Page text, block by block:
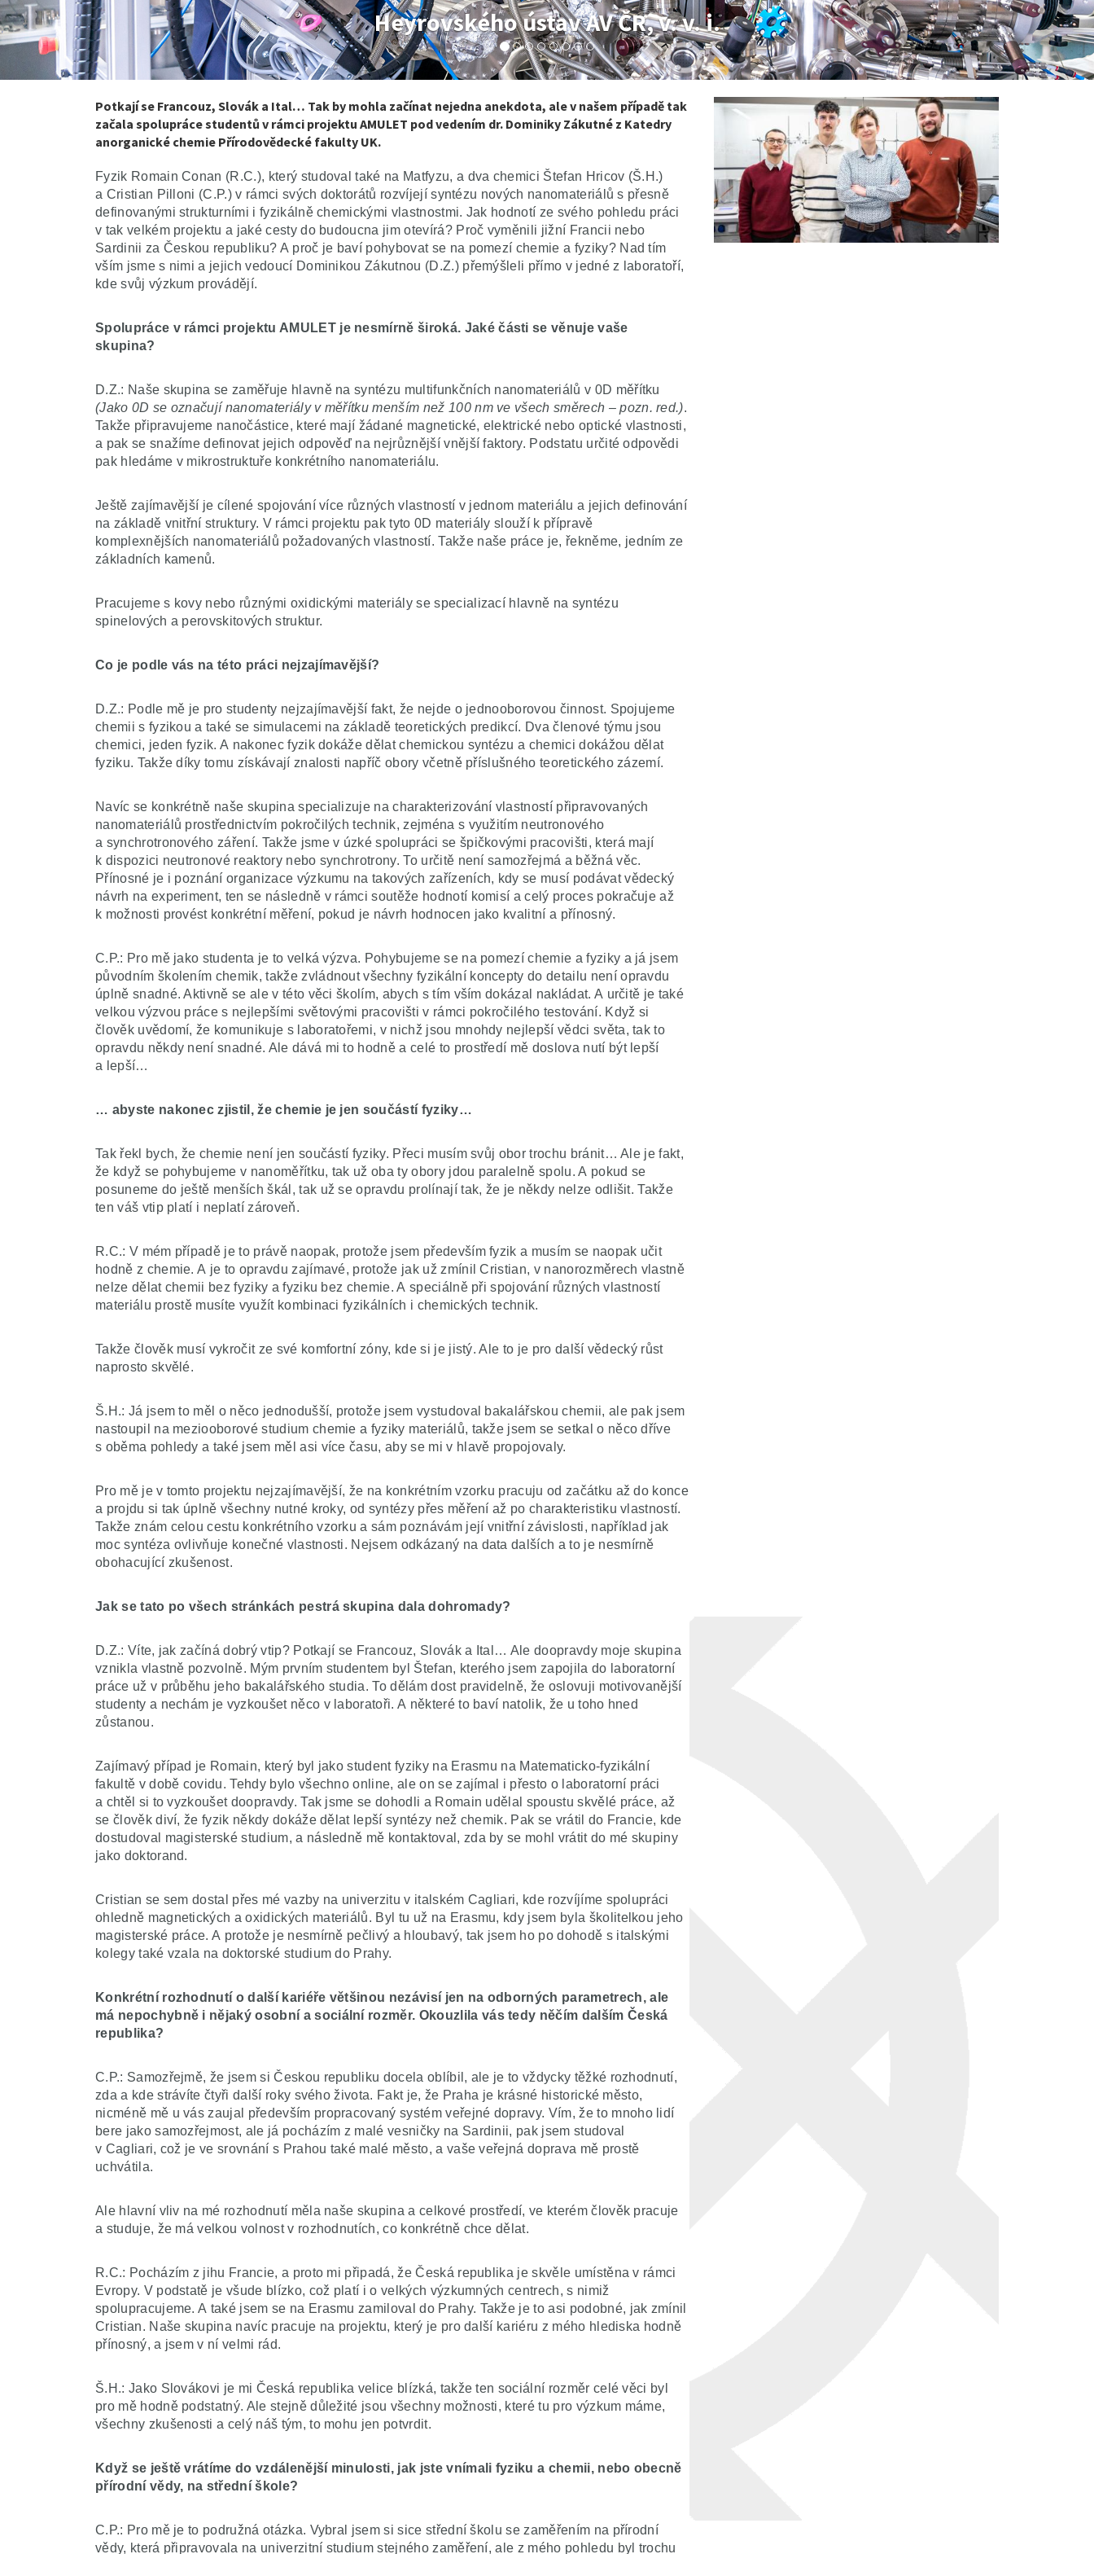
Vysoká škola chemicko-technologická v Praze
Potkají se Francouz, Slovák a Ital… Tak by mohla začínat nejedna anekdota, ale v našem případě tak
začala spolupráce studentů v rámci projektu AMULET pod vedením dr. Dominiky Zákutné z Katedry
anorganické chemie Přírodovědecké fakulty UK.
Fyzik Romain Conan (R.C.), který studoval také na Matfyzu, a dva chemici Štefan Hricov (Š.H.)
a Cristian Pilloni (C.P.) v rámci svých doktorátů rozvíjejí syntézu nových nanomateriálů s přesně
definovanými strukturními i fyzikálně chemickými vlastnostmi. Jak hodnotí ze svého pohledu práci
v tak velkém projektu a jaké cesty do budoucna jim otevírá? Proč vyměnili jižní Francii nebo
Sardinii za Českou republiku? A proč je baví pohybovat se na pomezí chemie a fyziky? Nad tím
vším jsme s nimi a jejich vedoucí Dominikou Zákutnou (D.Z.) přemýšleli přímo v jedné z laboratoří,
kde svůj výzkum provádějí.
Spolupráce v rámci projektu AMULET je nesmírně široká. Jaké části se věnuje vaše
skupina?
D.Z.: Naše skupina se zaměřuje hlavně na syntézu multifunkčních nanomateriálů v 0D měřítku
(Jako 0D se označují nanomateriály v měřítku menším než 100 nm ve všech směrech – pozn. red.).
Takže připravujeme nanočástice, které mají žádané magnetické, elektrické nebo optické vlastnosti,
a pak se snažíme definovat jejich odpověď na nejrůznější vnější faktory. Podstatu určité odpovědi
pak hledáme v mikrostruktuře konkrétního nanomateriálu.
Ještě zajímavější je cílené spojování více různých vlastností v jednom materiálu a jejich definování
na základě vnitřní struktury. V rámci projektu pak tyto 0D materiály slouží k přípravě
komplexnějších nanomateriálů požadovaných vlastností. Takže naše práce je, řekněme, jedním ze
základních kamenů.
Pracujeme s kovy nebo různými oxidickými materiály se specializací hlavně na syntézu
spinelových a perovskitových struktur.
Co je podle vás na této práci nejzajímavější?
D.Z.: Podle mě je pro studenty nejzajímavější fakt, že nejde o jednooborovou činnost. Spojujeme
chemii s fyzikou a také se simulacemi na základě teoretických predikcí. Dva členové týmu jsou
chemici, jeden fyzik. A nakonec fyzik dokáže dělat chemickou syntézu a chemici dokážou dělat
fyziku. Takže díky tomu získávají znalosti napříč obory včetně příslušného teoretického zázemí.
Navíc se konkrétně naše skupina specializuje na charakterizování vlastností připravovaných
nanomateriálů prostřednictvím pokročilých technik, zejména s využitím neutronového
a synchrotronového záření. Takže jsme v úzké spolupráci se špičkovými pracovišti, která mají
k dispozici neutronové reaktory nebo synchrotrony. To určitě není samozřejmá a běžná věc.
Přínosné je i poznání organizace výzkumu na takových zařízeních, kdy se musí podávat vědecký
návrh na experiment, ten se následně v rámci soutěže hodnotí komisí a celý proces pokračuje až
k možnosti provést konkrétní měření, pokud je návrh hodnocen jako kvalitní a přínosný.
C.P.: Pro mě jako studenta je to velká výzva. Pohybujeme se na pomezí chemie a fyziky a já jsem
původním školením chemik, takže zvládnout všechny fyzikální koncepty do detailu není opravdu
úplně snadné. Aktivně se ale v této věci školím, abych s tím vším dokázal nakládat. A určitě je také
velkou výzvou práce s nejlepšími světovými pracovišti v rámci pokročilého testování. Když si
člověk uvědomí, že komunikuje s laboratořemi, v nichž jsou mnohdy nejlepší vědci světa, tak to
opravdu někdy není snadné. Ale dává mi to hodně a celé to prostředí mě doslova nutí být lepší
a lepší…
… abyste nakonec zjistil, že chemie je jen součástí fyziky…
Tak řekl bych, že chemie není jen součástí fyziky. Přeci musím svůj obor trochu bránit… Ale je fakt,
že když se pohybujeme v nanoměřítku, tak už oba ty obory jdou paralelně spolu. A pokud se
posuneme do ještě menších škál, tak už se opravdu prolínají tak, že je někdy nelze odlišit. Takže
ten váš vtip platí i neplatí zároveň.
R.C.: V mém případě je to právě naopak, protože jsem především fyzik a musím se naopak učit
hodně z chemie. A je to opravdu zajímavé, protože jak už zmínil Cristian, v nanorozměrech vlastně
nelze dělat chemii bez fyziky a fyziku bez chemie. A speciálně při spojování různých vlastností
materiálu prostě musíte využít kombinaci fyzikálních i chemických technik.
Takže člověk musí vykročit ze své komfortní zóny, kde si je jistý. Ale to je pro další vědecký růst
naprosto skvělé.
Š.H.: Já jsem to měl o něco jednodušší, protože jsem vystudoval bakalářskou chemii, ale pak jsem
nastoupil na meziooborové studium chemie a fyziky materiálů, takže jsem se setkal o něco dříve
s oběma pohledy a také jsem měl asi více času, aby se mi v hlavě propojovaly.
Pro mě je v tomto projektu nejzajímavější, že na konkrétním vzorku pracuju od začátku až do konce
a projdu si tak úplně všechny nutné kroky, od syntézy přes měření až po charakteristiku vlastností.
Takže znám celou cestu konkrétního vzorku a sám poznávám její vnitřní závislosti, například jak
moc syntéza ovlivňuje konečné vlastnosti. Nejsem odkázaný na data dalších a to je nesmírně
obohacující zkušenost.
Jak se tato po všech stránkách pestrá skupina dala dohromady?
D.Z.: Víte, jak začíná dobrý vtip? Potkají se Francouz, Slovák a Ital… Ale doopravdy moje skupina
vznikla vlastně pozvolně. Mým prvním studentem byl Štefan, kterého jsem zapojila do laboratorní
práce už v průběhu jeho bakalářského studia. To dělám dost pravidelně, že oslovuji motivovanější
studenty a nechám je vyzkoušet něco v laboratoři. A některé to baví natolik, že u toho hned
zůstanou.
Zajímavý případ je Romain, který byl jako student fyziky na Erasmu na Matematicko-fyzikální
fakultě v době covidu. Tehdy bylo všechno online, ale on se zajímal i přesto o laboratorní práci
a chtěl si to vyzkoušet doopravdy. Tak jsme se dohodli a Romain udělal spoustu skvělé práce, až
se člověk diví, že fyzik někdy dokáže dělat lepší syntézy než chemik. Pak se vrátil do Francie, kde
dostudoval magisterské studium, a následně mě kontaktoval, zda by se mohl vrátit do mé skupiny
jako doktorand.
Cristian se sem dostal přes mé vazby na univerzitu v italském Cagliari, kde rozvíjíme spolupráci
ohledně magnetických a oxidických materiálů. Byl tu už na Erasmu, kdy jsem byla školitelkou jeho
magisterské práce. A protože je nesmírně pečlivý a hloubavý, tak jsem ho po dohodě s italskými
kolegy také vzala na doktorské studium do Prahy.
Konkrétní rozhodnutí o další kariéře většinou nezávisí jen na odborných parametrech, ale
má nepochybně i nějaký osobní a sociální rozměr. Okouzlila vás tedy něčím dalším Česká
republika?
C.P.: Samozřejmě, že jsem si Českou republiku docela oblíbil, ale je to vždycky těžké rozhodnutí,
zda a kde strávíte čtyři další roky svého života. Fakt je, že Praha je krásné historické město,
nicméně mě u vás zaujal především propracovaný systém veřejné dopravy. Vím, že to mnoho lidí
bere jako samozřejmost, ale já pocházím z malé vesničky na Sardinii, pak jsem studoval
v Cagliari, což je ve srovnání s Prahou také malé město, a vaše veřejná doprava mě prostě
uchvátila.
Ale hlavní vliv na mé rozhodnutí měla naše skupina a celkové prostředí, ve kterém člověk pracuje
a studuje, že má velkou volnost v rozhodnutích, co konkrétně chce dělat.
R.C.: Pocházím z jihu Francie, a proto mi připadá, že Česká republika je skvěle umístěna v rámci
Evropy. V podstatě je všude blízko, což platí i o velkých výzkumných centrech, s nimiž
spolupracujeme. A také jsem se na Erasmu zamiloval do Prahy. Takže je to asi podobné, jak zmínil
Cristian. Naše skupina navíc pracuje na projektu, který je pro další kariéru z mého hlediska hodně
přínosný, a jsem v ní velmi rád.
Š.H.: Jako Slovákovi je mi Česká republika velice blízká, takže ten sociální rozměr celé věci byl
pro mě hodně podstatný. Ale stejně důležité jsou všechny možnosti, které tu pro výzkum máme,
všechny zkušenosti a celý náš tým, to mohu jen potvrdit.
Když se ještě vrátíme do vzdálenější minulosti, jak jste vnímali fyziku a chemii, nebo obecně
přírodní vědy, na střední škole?
C.P.: Pro mě je to podružná otázka. Vybral jsem si sice střední školu se zaměřením na přírodní
vědy, která připravovala na univerzitní studium stejného zaměření, ale z mého pohledu byl trochu